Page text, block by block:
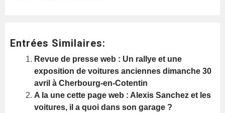
Entrées Similaires:
Revue de presse web : Un rallye et une
exposition de voitures anciennes dimanche 30
avril à Cherbourg-en-Cotentin
A la une cette page web : Alexis Sanchez et les
voitures, il a quoi dans son garage ?